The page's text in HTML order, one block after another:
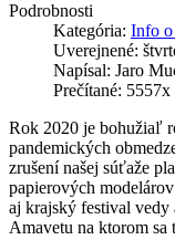
Podrobnosti
Kategória: Info o
Uverejnené:
Napísal: Jaro
Prečítané: 5557x
Rok 2020 je bohužiaľ
pandemických
zrušení našej súťaže
papierových
aj krajský festival vedy
Amavetu na ktorom sa